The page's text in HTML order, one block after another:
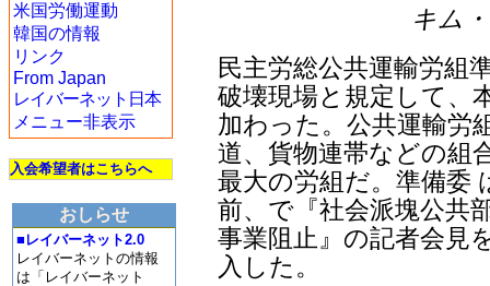
米国労働運動
韓国の情報
リンク
From Japan
レイバーネット日本
メニュー非表示
入会希望者はこちらへ
おしらせ
■レイバーネット2.0
レイバーネットの情報
は「レイバーネット
キム
民主労総公共運輸労組
破壊現場と規定して、
加わった。公共運輸労
道、貨物連帯などの組
最大の労組だ。準備委
前、で『社会派塊公共
事業阻止』の記者会見
入した。